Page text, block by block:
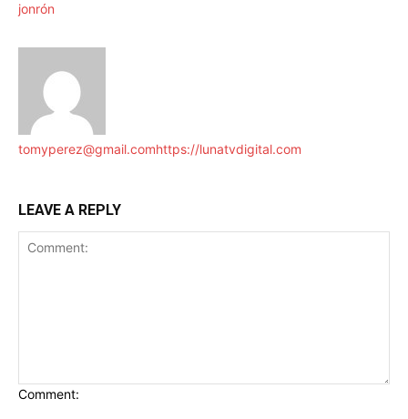
jonrón
tomyperez@gmail.comhttps://lunatvdigital.com
LEAVE A REPLY
Comment: